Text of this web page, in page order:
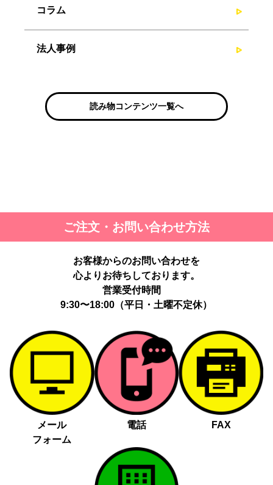
コラム
法人事例
読み物コンテンツ一覧へ
ご注文・お問い合わせ方法
お客様からのお問い合わせを
心よりお待ちしております。
営業受付時間
9:30〜18:00（平日・土曜不定休）
メール
フォーム
電話 FAX